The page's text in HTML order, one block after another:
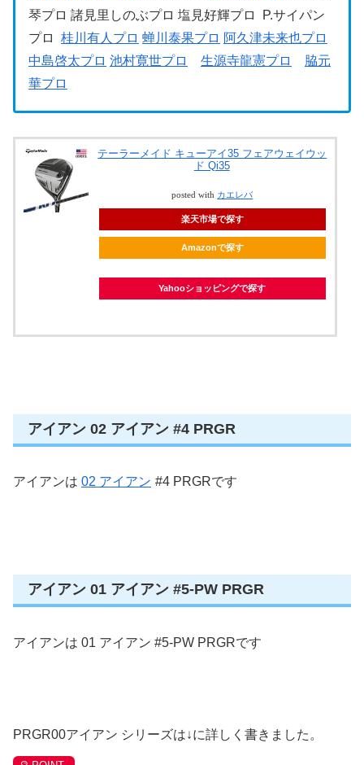
琴プロ 諸見里しのぶプロ 塩見好輝プロ P.サイパン
プロ 桂川有人プロ 蝉川泰果プロ 阿久津未来也プロ
中島啓太プロ 池村寛世プロ 生源寺龍憲プロ
脇元
華プロ
テーラーメイド キューアイ35 フェアウェイウッ
ド Qi35
posted with カエレバ
楽天市場で探す
Amazonで探す
Yahooショッピングで探す
アイアン 02 アイアン #4 PRGR
アイアンは 02 アイアン #4 PRGRです
アイアン 01 アイアン #5-PW PRGR
アイアンは 01 アイアン #5-PW PRGRです
PRGR00アイアン シリーズは↓に詳しく書きました。